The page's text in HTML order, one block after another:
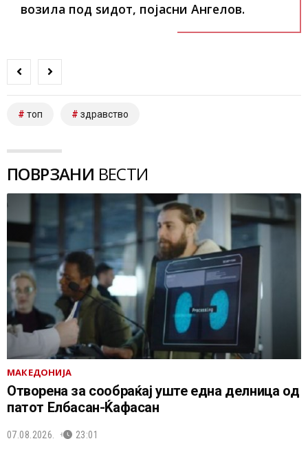
возила под ѕидот, појасни Ангелов.
топ здравство
ПОВРЗАНИ ВЕСТИ
МАКЕДОНИЈА
Отворена за сообраќај уште една делница од
патот Елбасан-Ќафасан
07.08.2026. 23:01